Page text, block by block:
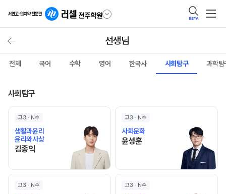
BETA
선생님
전체 국어 수학 영어 한국사 사회탐구 과학탐
사회탐구
고3 · N수
생활과윤리
윤리와사상
김종익김종익 선생님 홈 바로가기
고3 · N수
사회문화
윤성훈윤성훈 선생님 홈 바로가기
고3 · N수 고3 · N수